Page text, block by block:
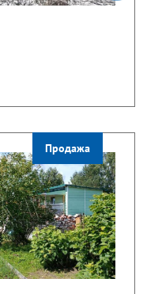
Продажа